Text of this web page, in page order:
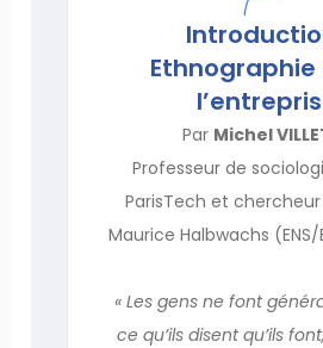
Ethnographie
Par Michel
Professeur de
ParisTech et
Maurice Halbwachs (ENS/
« Les gens ne font
ce qu’ils disent qu’ils